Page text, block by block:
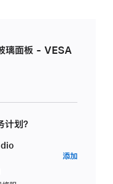
面板 - VESA
划？
添加